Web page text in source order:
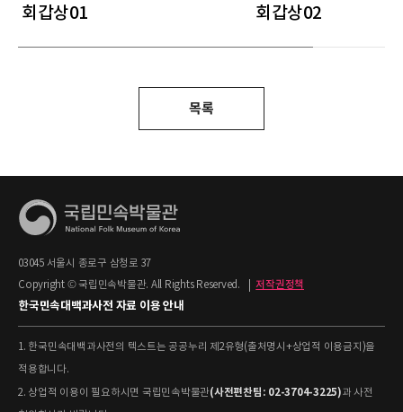
회갑상01 회갑상02
목록
03045 서울시 종로구 삼청로 37
Copyright © 국립민속박물관. All Rights Reserved.
저작권정책
한국민속대백과사전 자료 이용 안내
1. 한국민속대백과사전의 텍스트는 공공누리 제2유형(출처명시+상업적 이용금지)을
적용합니다.
2. 상업적 이용이 필요하시면 국립민속박물관(사전편찬팀: 02-3704-3225)과 사전